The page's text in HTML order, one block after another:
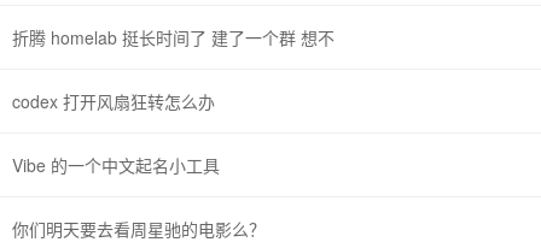
折腾 homelab 挺长时间了 建了一个群 想不
codex 打开风扇狂转怎么办
Vibe 的一个中文起名小工具
你们明天要去看周星驰的电影么？